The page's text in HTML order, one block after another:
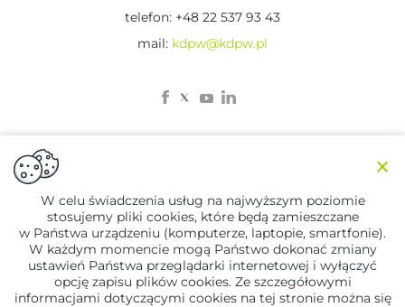
telefon: +48 22 537 93 43
mail: kdpw@kdpw.pl
© 2023 KDPW
Zastrzeżenia prawne
Polityka Prywatności
Designed byLifemotion
W celu świadczenia usług na najwyższym poziomie
stosujemy pliki cookies, które będą zamieszczane
w Państwa urządzeniu (komputerze, laptopie, smartfonie).
W każdym momencie mogą Państwo dokonać zmiany
ustawień Państwa przeglądarki internetowej i wyłączyć
opcję zapisu plików cookies. Ze szczegółowymi
informacjami dotyczącymi cookies na tej stronie można się
×